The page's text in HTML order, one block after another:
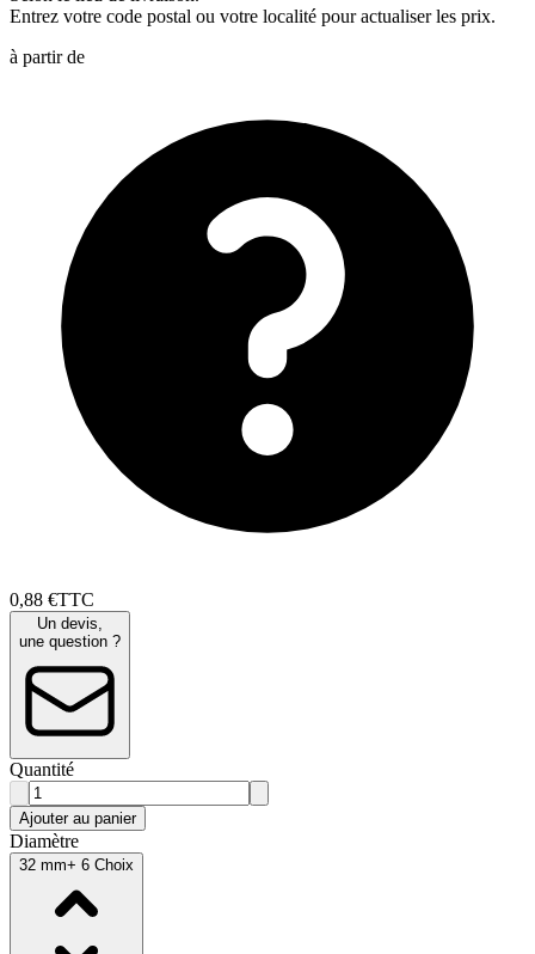
Entrez votre code postal ou votre localité pour actualiser les prix.
à partir de
0,88 €TTC
Un devis,
une question ?
Quantité
Ajouter au panier
Diamètre
32 mm+ 6 Choix